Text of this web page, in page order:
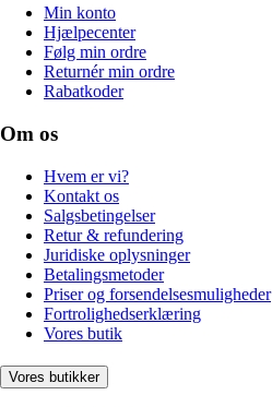
Min konto
Hjælpecenter
Følg min ordre
Returnér min ordre
Rabatkoder
Om os
Hvem er vi?
Kontakt os
Salgsbetingelser
Retur & refundering
Juridiske oplysninger
Betalingsmetoder
Priser og forsendelsesmuligheder
Fortrolighedserklæring
Vores butik
Vores butikker